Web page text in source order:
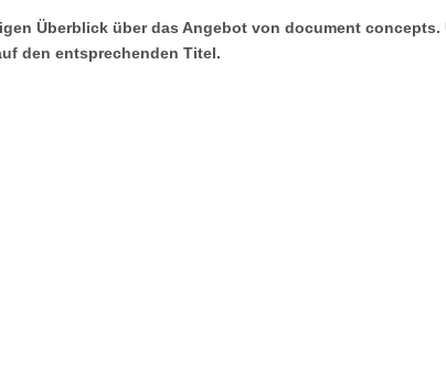
Überblick über das Angebot von document concepts.
den entsprechenden Titel.